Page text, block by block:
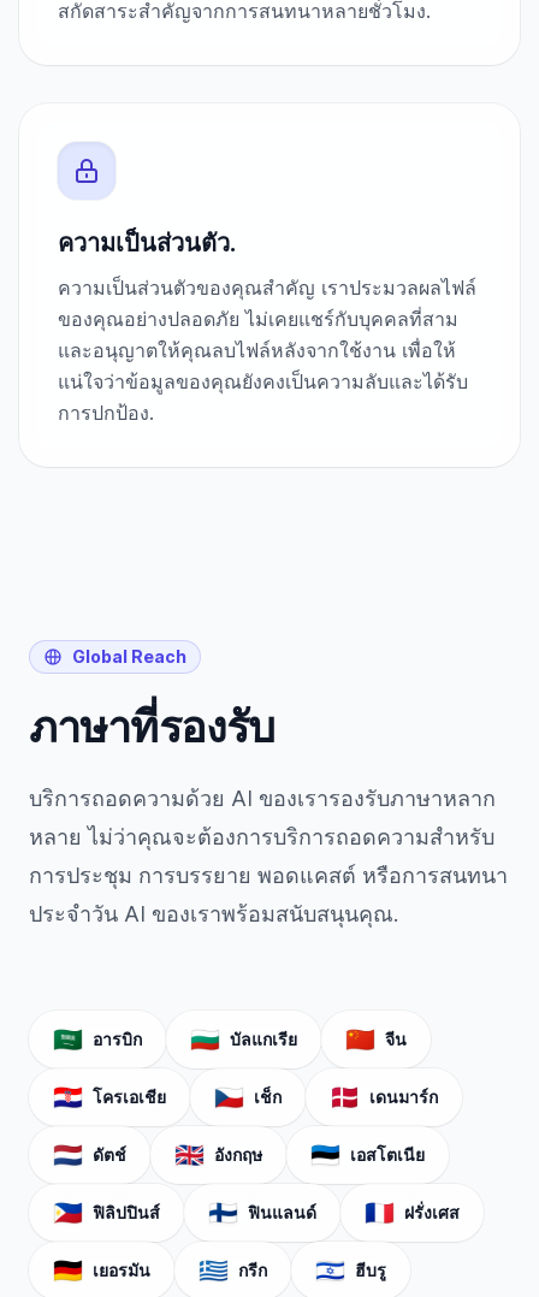
สกัดสาระสำคัญจากการสนทนาหลายชั่วโมง.
ความเป็นส่วนตัว.
ความเป็นส่วนตัวของคุณสำคัญ เราประมวลผลไฟล์
ของคุณอย่างปลอดภัย ไม่เคยแชร์กับบุคคลที่สาม
และอนุญาตให้คุณลบไฟล์หลังจากใช้งาน เพื่อให้
แน่ใจว่าข้อมูลของคุณยังคงเป็นความลับและได้รับ
การปกป้อง.
Global Reach
ภาษาที่รองรับ
บริการถอดความด้วย AI ของเรารองรับภาษาหลาก
หลาย ไม่ว่าคุณจะต้องการบริการถอดความสำหรับ
การประชุม การบรรยาย พอดแคสต์ หรือการสนทนา
ประจำวัน AI ของเราพร้อมสนับสนุนคุณ.
🇸🇦 อารบิก 🇧🇬 บัลแกเรีย 🇨🇳 จีน
🇭🇷 โครเอเชีย 🇨🇿 เช็ก 🇩🇰 เดนมาร์ก
🇳🇱 ดัตช์ 🇬🇧 อังกฤษ 🇪🇪 เอสโตเนีย
🇵🇭 ฟิลิปปินส์ 🇫🇮 ฟินแลนด์ 🇫🇷 ฝรั่งเศส
🇩🇪 เยอรมัน 🇬🇷 กรีก 🇮🇱 ฮีบรู